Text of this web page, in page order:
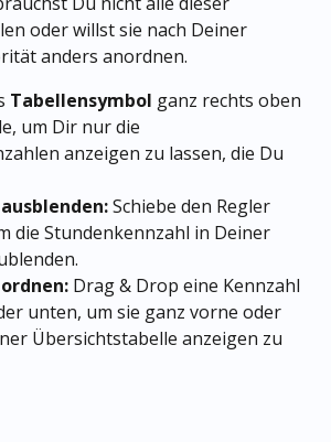
oder willst sie nach Deiner
anders anordnen.
Tabellensymbol ganz rechts oben
um Dir nur die
anzeigen zu lassen, die Du
Schiebe den Regler
die Stundenkennzahl in Deiner
Drag & Drop eine Kennzahl
unten, um sie ganz vorne oder
Übersichtstabelle anzeigen zu